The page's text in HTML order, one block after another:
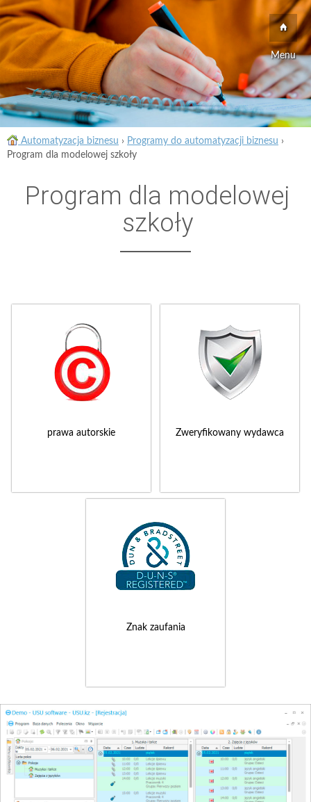
Menu
Automatyzacja biznesu › Programy do automatyzacji biznesu ›
Program dla modelowej szkoły
Program dla modelowej
szkoły
prawa autorskie Zweryfikowany wydawca
Znak zaufania